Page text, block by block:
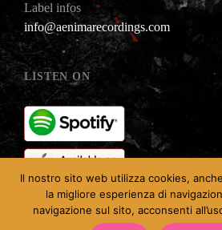
Label infos
info@aenimarecordings.com
LISTEN ON
Il nostro sito web utilizza cookies,
la migliore esperienza di
navigazione sul sito, acconsenti